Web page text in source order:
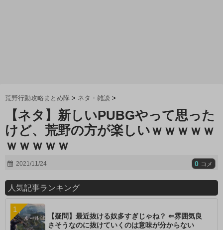
荒野行動攻略まとめ隊 > ネタ・雑談 >
【ネタ】新しいPUBGやって思った
けど、荒野の方が楽しいｗｗｗｗｗ
ｗｗｗｗｗ
2021/11/24 0 コメ
人気記事ランキング
【疑問】最近抜ける奴多すぎじゃね？ ⇐雰囲気良
さそうなのに抜けていくのは意味が分からない